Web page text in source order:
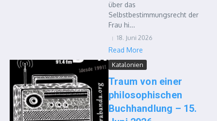
über das
Selbstbestimmungsrecht der
Frau hi...
18. Juni 2026
Read More
Katalonien
Traum von einer
philosophischen
Buchhandlung – 15.